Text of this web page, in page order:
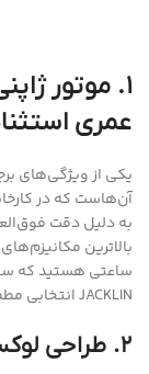
۱. موتور
عمری
یکی از ویژگی‌های
آن‌هاست که در
به دلیل دقت
بالاترین
ساعتی هستید که
JACKLIN انتخابی مطمئن است.
۲. طراحی لوکس و منحصربه‌فرد